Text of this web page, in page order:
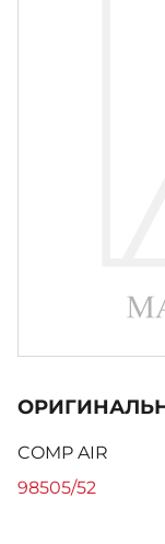
COMP AIR
98505/52